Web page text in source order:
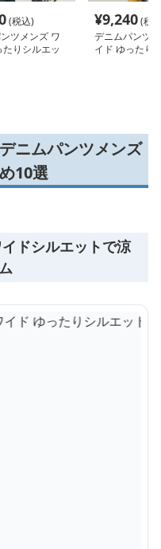
(税込)
ツメンズ ワ
たりシルエッ
¥9,240(税
デニムパンツ
イド ゆったり
ニムパンツメンズ
10選
ドシルエットで涼